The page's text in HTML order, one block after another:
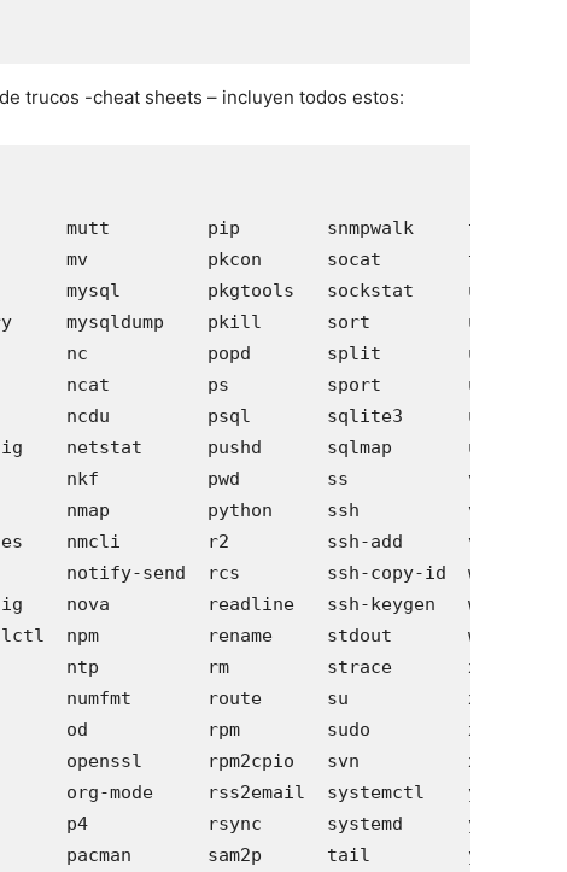
trucos -cheat sheets – incluyen todos estos:
mutt         pip        snmpwalk     tree
mv           pkcon      socat        truncate
pkgtools   sockstat     udisksctl
mysqldump    pkill      sort         ulimit
nc           popd       split        uname
ncat         ps         sport        uniq
ncdu         psql       sqlite3      unzip
netstat      pushd      sqlmap       urpm
nkf          pwd        ss           vagrant
nmap         python     ssh          vim
nmcli        r2         ssh-add      virtualenv
notify-send  rcs        ssh-copy-id  wc
nova         readline   ssh-keygen   weechat
npm          rename     stdout       wget
ntp          rm         strace       xargs
numfmt       route      su           xmlto
od           rpm        sudo         xrandr
openssl      rpm2cpio   svn          xxd
mode     rss2email  systemctl    yaourt
rsync      systemd      youtube-dl
sam2p      tail         yum